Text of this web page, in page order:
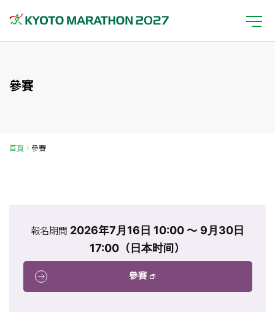
參賽
首頁 參賽
報名期間 2026年7月16日 10:00 ～ 9月30日
17:00（日本时间）
參賽